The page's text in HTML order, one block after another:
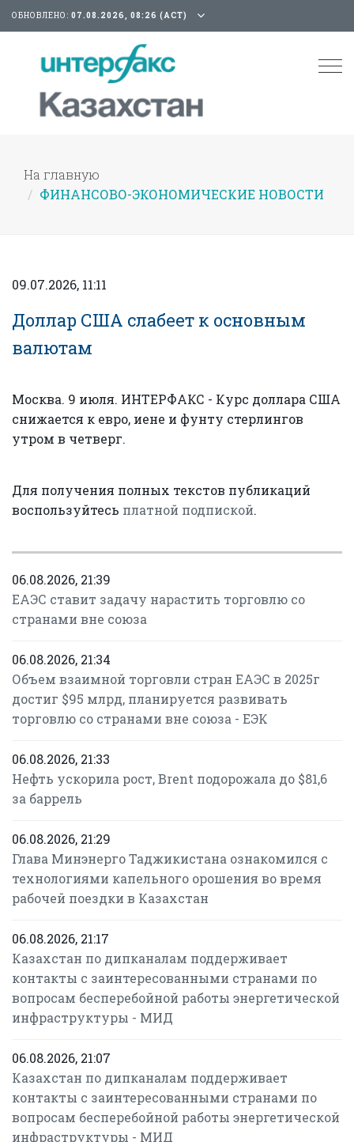
ОБНОВЛЕНО: 07.08.2026, 08:26 (АСТ)
На главную
ФИНАНСОВО-ЭКОНОМИЧЕСКИЕ НОВОСТИ
09.07.2026, 11:11
Доллар США слабеет к основным
валютам
Москва. 9 июля. ИНТЕРФАКС - Курс доллара США
снижается к евро, иене и фунту стерлингов
утром в четверг.
Для получения полных текстов публикаций
воспользуйтесь платной подпиской.
06.08.2026, 21:39
ЕАЭС ставит задачу нарастить торговлю со
странами вне союза
06.08.2026, 21:34
Объем взаимной торговли стран ЕАЭС в 2025г
достиг $95 млрд, планируется развивать
торговлю со странами вне союза - ЕЭК
06.08.2026, 21:33
Нефть ускорила рост, Brent подорожала до $81,6
за баррель
06.08.2026, 21:29
Глава Минэнерго Таджикистана ознакомился с
технологиями капельного орошения во время
рабочей поездки в Казахстан
06.08.2026, 21:17
Казахстан по дипканалам поддерживает
контакты с заинтересованными странами по
вопросам бесперебойной работы энергетической
инфраструктуры - МИД
06.08.2026, 21:07
Казахстан по дипканалам поддерживает
контакты с заинтересованными странами по
вопросам бесперебойной работы энергетической
инфраструктуры - МИД